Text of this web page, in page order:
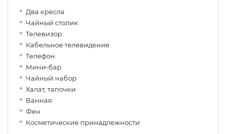
Два кресла
Чайный столик
Телевизор
Кабельное телевидение
Телефон
Мини-бар
Чайный набор
Халат, тапочки
Ванная
Фен
Косметические принадлежности